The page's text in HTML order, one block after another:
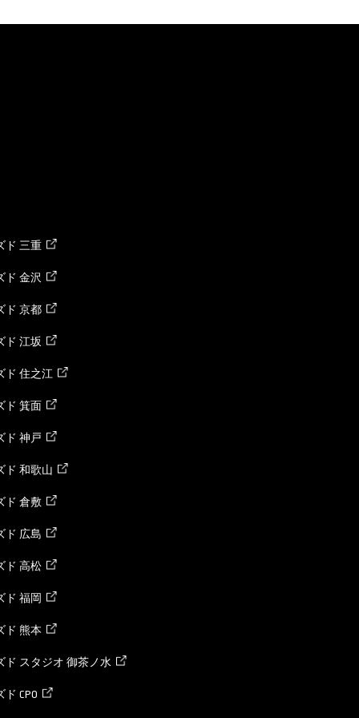
ド 三重
ド 金沢
ド 京都
ド 江坂
ド 住之江
ド 箕面
ド 神戸
ド 和歌山
ド 倉敷
ド 広島
ド 高松
ド 福岡
ド 熊本
ド スタジオ 御茶ノ水
CPO